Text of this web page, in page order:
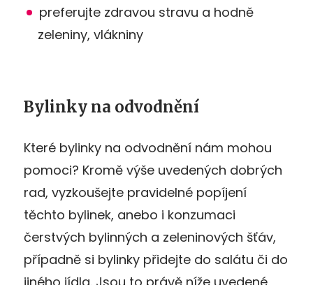
preferujte zdravou stravu a hodně
zeleniny, vlákniny
Bylinky na odvodnění
Které bylinky na odvodnění nám mohou
pomoci? Kromě výše uvedených dobrých
rad, vyzkoušejte pravidelné popíjení
těchto bylinek, anebo i konzumaci
čerstvých bylinných a zeleninových šťáv,
případně si bylinky přidejte do salátu či do